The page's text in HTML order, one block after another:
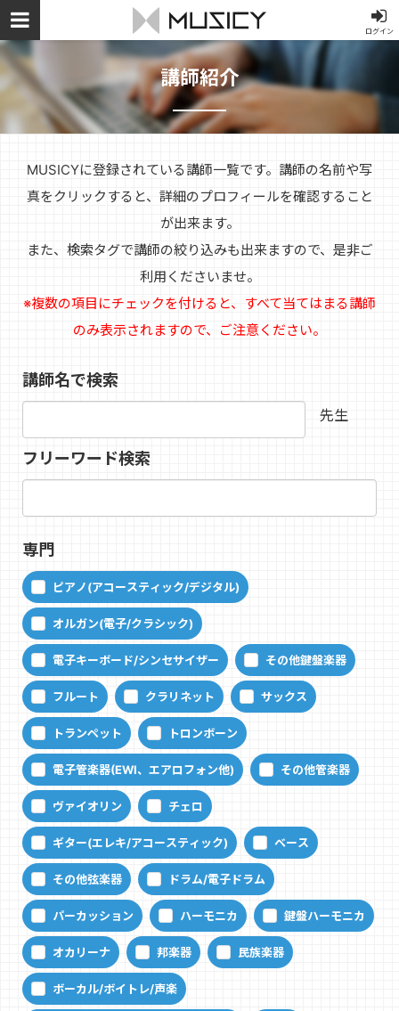
ログイン
講師紹介
MUSICYに登録されている講師一覧です。講師の名前や写
真をクリックすると、詳細のプロフィールを確認すること
が出来ます。
また、検索タグで講師の絞り込みも出来ますので、是非ご
利用くださいませ。
※複数の項目にチェックを付けると、すべて当てはまる講師
のみ表示されますので、ご注意ください。
講師名で検索
先生
フリーワード検索
専門
ピアノ(アコースティック/デジタル)
オルガン(電子/クラシック)
電子キーボード/シンセサイザー その他鍵盤楽器
フルート クラリネット サックス
トランペット トロンボーン
電子管楽器(EWI、エアロフォン他) その他管楽器
ヴァイオリン チェロ
ギター(エレキ/アコースティック) ベース
その他弦楽器 ドラム/電子ドラム
パーカッション ハーモニカ 鍵盤ハーモニカ
オカリーナ 邦楽器 民族楽器
ボーカル/ボイトレ/声楽